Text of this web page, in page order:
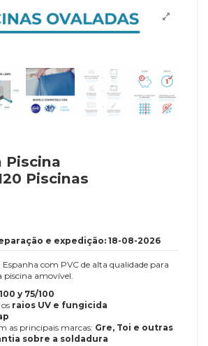
Piscina
Piscinas
e expedição: 18-08-2026
com PVC de alta qualidade para
piscina amovível.
y 75/100
raios UV e fungicida
as principais marcas: Gre, Toi e outras
sobre a soldadura